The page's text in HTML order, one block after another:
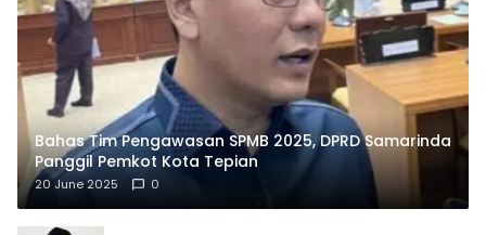
Bahas Tim Pengawasan SPMB 2025, DPRD Samarinda
Panggil Pemkot Kota Tepian
20 June 2025 0